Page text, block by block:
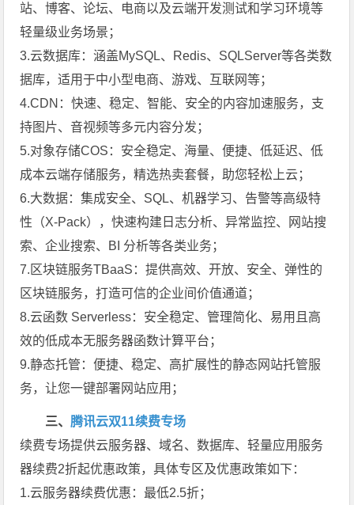
站、博客、论坛、电商以及云端开发测试和学习环境等
轻量级业务场景；
3.云数据库：涵盖MySQL、Redis、SQLServer等各类数
据库，适用于中小型电商、游戏、互联网等；
4.CDN：快速、稳定、智能、安全的内容加速服务，支
持图片、音视频等多元内容分发；
5.对象存储COS：安全稳定、海量、便捷、低延迟、低
成本云端存储服务，精选热卖套餐，助您轻松上云；
6.大数据：集成安全、SQL、机器学习、告警等高级特
性（X-Pack），快速构建日志分析、异常监控、网站搜
索、企业搜索、BI 分析等各类业务；
7.区块链服务TBaaS：提供高效、开放、安全、弹性的
区块链服务，打造可信的企业间价值通道；
8.云函数 Serverless：安全稳定、管理简化、易用且高
效的低成本无服务器函数计算平台；
9.静态托管：便捷、稳定、高扩展性的静态网站托管服
务，让您一键部署网站应用；
三、 腾讯云双11续费专场
续费专场提供云服务器、域名、数据库、轻量应用服务
器续费2折起优惠政策，具体专区及优惠政策如下：
1.云服务器续费优惠：最低2.5折；